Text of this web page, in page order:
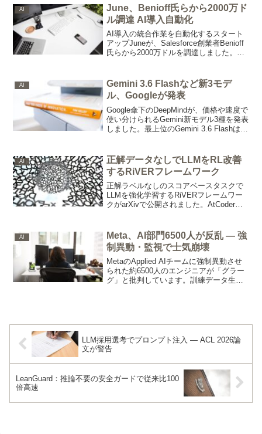
化と広がるAIショッピング市場の動向を
解説。
AI
June、Benioff氏らから2000万ド
ル調達 AI導入自動化
AI導入の統合作業を自動化するスタート
アップJuneが、Salesforce創業者Benioff
氏らから2000万ドルを調達しました。フ
AI
Gemini 3.6 Flashなど新3モデ
ル、Googleが発表
Google傘下のDeepMindが、価格や速度で
使い分けられるGemini新モデル3種を発表
しました。最上位のGemini 3.6 Flashは前
版は限定公開です。
AI
正解データなしでLLMをRL改善
するRiVERフレームワーク
正解ラベルなしのスコアベースタスクで
LLMを強化学習するRiVERフレームワー
クがarXivで公開されました。AtCoderで
でも2〜3.5%の性能改善が転移していま
す。
AI
Meta、AI部門6500人が反乱 — 強
制異動・監視で士気崩壊
MetaのApplied AIチームに強制異動させ
られた約6500人のエンジニアが「グラー
グ」と批判しています。訓練データ生成
LLM採用選考でプロンプト注入 — ACL 2026論
文が警告
LeanGuard：推論不要の安全ガードで従来比100
倍高速